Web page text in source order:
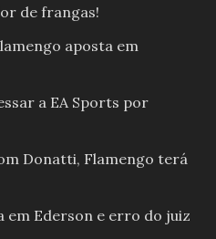
de frangas!
aposta em
a EA Sports por
Donatti, Flamengo terá
em Ederson e erro do juiz